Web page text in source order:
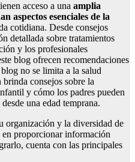
acceso a una amplia
aspectos esenciales de la
cotidiana. Desde consejos
detallada sobre tratamientos
y los profesionales
blog ofrecen recomendaciones
no se limita a la salud
consejos sobre la
y cómo los padres pueden
una edad temprana.
organización y la diversidad de
en proporcionar información
cuenta con las principales